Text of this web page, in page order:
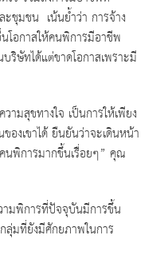
ะชุมชน เน้นย้ำว่า การจ้าง
โอกาสให้คนพิการมีอาชีพ
ริษัทได้แต่ขาดโอกาสเพราะมี
ามสุขทางใจ เป็นการให้เพียง
งเขาได้ ยืนยันว่าจะเดินหน้า
คนพิการมากขึ้นเรื่อยๆ” คุณ
ามพิการที่ปัจจุบันมีการขึ้น
มที่ยังมีศักยภาพในการ